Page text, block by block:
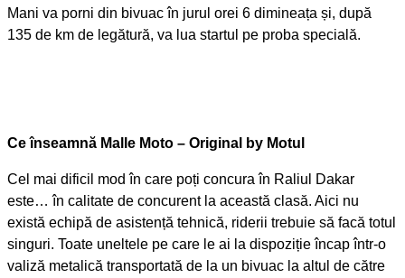
Mani va porni din bivuac în jurul orei 6 dimineața și, după
135 de km de legătură, va lua startul pe proba specială.
Ce înseamnă Malle Moto – Original by Motul
Cel mai dificil mod în care poți concura în Raliul Dakar
este… în calitate de concurent la această clasă. Aici nu
există echipă de asistență tehnică, riderii trebuie să facă totul
singuri. Toate uneltele pe care le ai la dispoziție încap într-o
valiză metalică transportată de la un bivuac la altul de către